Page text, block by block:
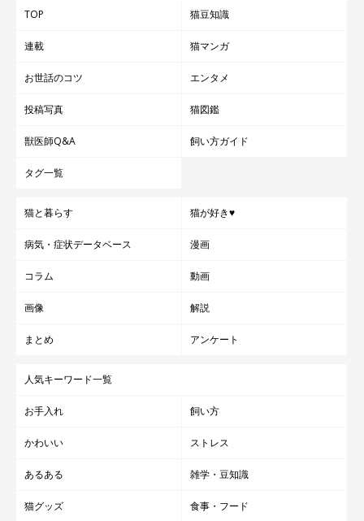
TOP 猫豆知識
連載 猫マンガ
お世話のコツ エンタメ
投稿写真 猫図鑑
獣医師Q&A 飼い方ガイド
タグ一覧
猫と暮らす 猫が好き♥
病気・症状データベース 漫画
コラム 動画
画像 解説
まとめ アンケート
人気キーワード一覧
お手入れ 飼い方
かわいい ストレス
あるある 雑学・豆知識
猫グッズ 食事・フード